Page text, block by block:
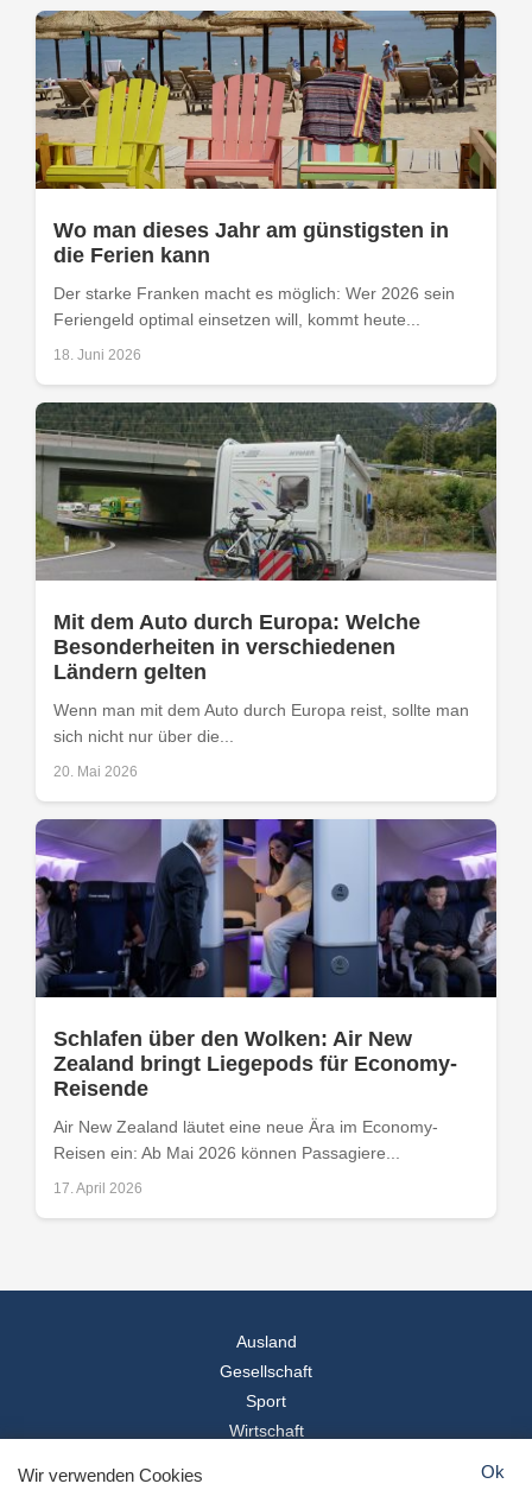
Wo man dieses Jahr am günstigsten in
die Ferien kann
Der starke Franken macht es möglich: Wer 2026 sein
Feriengeld optimal einsetzen will, kommt heute...
18. Juni 2026
Mit dem Auto durch Europa: Welche
Besonderheiten in verschiedenen
Ländern gelten
Wenn man mit dem Auto durch Europa reist, sollte man
sich nicht nur über die...
20. Mai 2026
Schlafen über den Wolken: Air New
Zealand bringt Liegepods für Economy-
Reisende
Air New Zealand läutet eine neue Ära im Economy-
Reisen ein: Ab Mai 2026 können Passagiere...
17. April 2026
Ausland
Gesellschaft
Sport
Wirtschaft
Wir verwenden Cookies Ok